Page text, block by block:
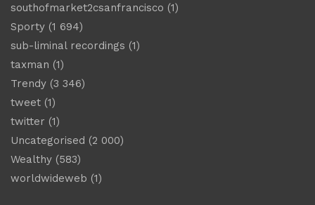
southofmarket2csanfrancisco (1)
Sporty (1 694)
sub-liminal recordings (1)
taxman (1)
Trendy (3 346)
tweet (1)
twitter (1)
Uncategorised (2 000)
Wealthy (583)
worldwideweb (1)